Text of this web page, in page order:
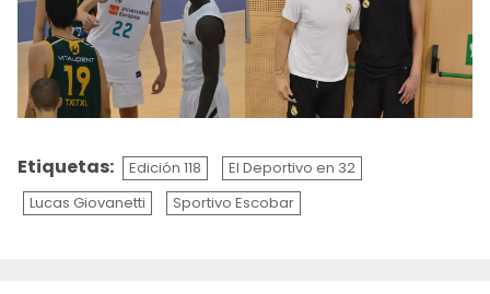
Etiquetas: Edición 118
El Deportivo en 32
Lucas Giovanetti
Sportivo Escobar